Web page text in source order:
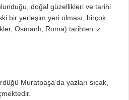
doğal güzellikleri ve tarihi
bir yerleşim yeri olması, birçok
Osmanlı, Roma) tarihten iz
Muratpaşa’da yazları sıcak,